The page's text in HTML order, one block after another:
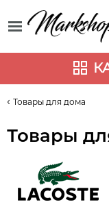
Товары для дома
Товары